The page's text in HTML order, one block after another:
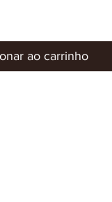
ao carrinho